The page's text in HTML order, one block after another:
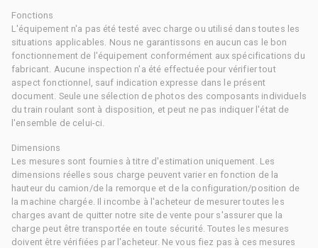
Fonctions
L'équipement n'a pas été testé avec charge ou utilisé dans toutes les
situations applicables. Nous ne garantissons en aucun cas le bon
fonctionnement de l'équipement conformément aux spécifications du
fabricant. Aucune inspection n'a été effectuée pour vérifier tout
aspect fonctionnel, sauf indication expresse dans le présent
document. Seule une sélection de photos des composants individuels
du train roulant sont à disposition, et peut ne pas indiquer l'état de
l'ensemble de celui-ci.
Dimensions
Les mesures sont fournies à titre d'estimation uniquement. Les
dimensions réelles sous charge peuvent varier en fonction de la
hauteur du camion/de la remorque et de la configuration/position de
la machine chargée. Il incombe à l'acheteur de mesurer toutes les
charges avant de quitter notre site de vente pour s'assurer que la
charge peut être transportée en toute sécurité. Toutes les mesures
doivent être vérifiées par l'acheteur. Ne vous fiez pas à ces mesures